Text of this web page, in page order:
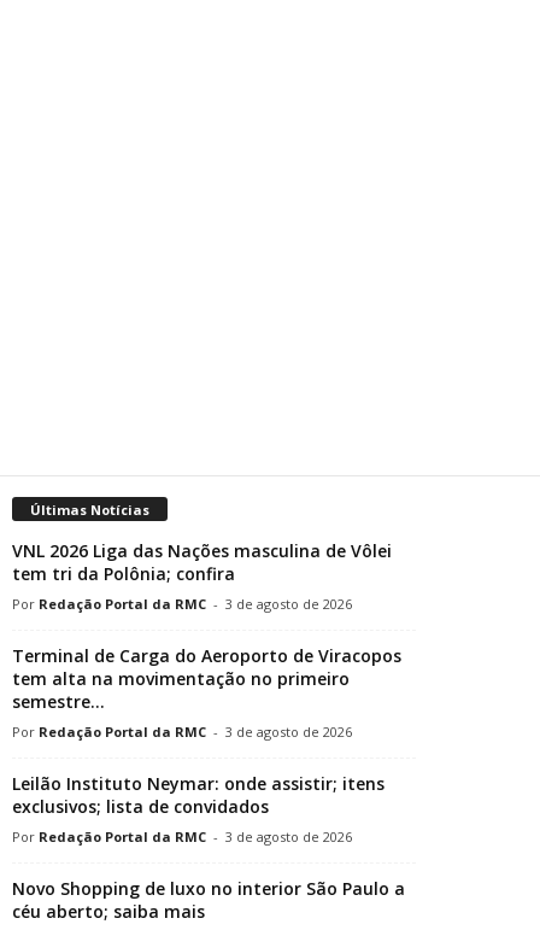
Últimas Notícias
VNL 2026 Liga das Nações masculina de Vôlei
tem tri da Polônia; confira
Redação Portal da RMC - 3 de agosto de 2026
Terminal de Carga do Aeroporto de Viracopos
tem alta na movimentação no primeiro
semestre...
Redação Portal da RMC - 3 de agosto de 2026
Leilão Instituto Neymar: onde assistir; itens
exclusivos; lista de convidados
Redação Portal da RMC - 3 de agosto de 2026
Novo Shopping de luxo no interior São Paulo a
céu aberto; saiba mais